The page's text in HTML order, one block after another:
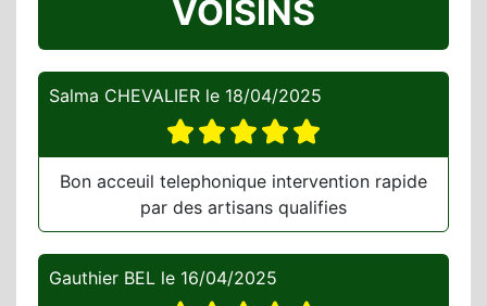
VOISINS
Salma CHEVALIER le 18/04/2025
Bon acceuil telephonique intervention rapide
par des artisans qualifies
Gauthier BEL le 16/04/2025